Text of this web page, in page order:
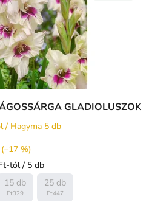
GLADIOLUSZOK
/ Hagyma 5 db
(–17 %)
tól / 5 db
15 db
Ft329
25 db
Ft447